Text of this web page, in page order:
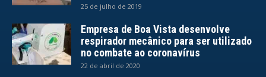
25 de julho de 2019
Empresa de Boa Vista desenvolve
respirador mecânico para ser utilizado
no combate ao coronavírus
22 de abril de 2020